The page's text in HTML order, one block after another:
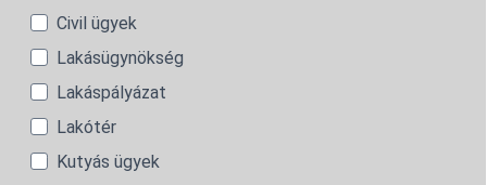
Civil ügyek
Lakásügynökség
Lakáspályázat
Lakótér
Kutyás ügyek